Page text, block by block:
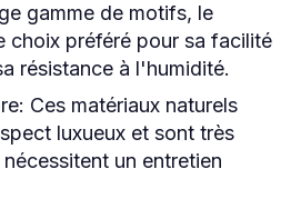
gamme de motifs, le
choix préféré pour sa facilité
résistance à l'humidité.
: Ces matériaux naturels
luxueux et sont très
un entretien